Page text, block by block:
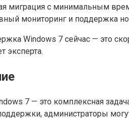
миграция с минимальным
мониторинг и поддержка
Windows 7 сейчас — это
эксперта.
7 — это комплексная
администраторы